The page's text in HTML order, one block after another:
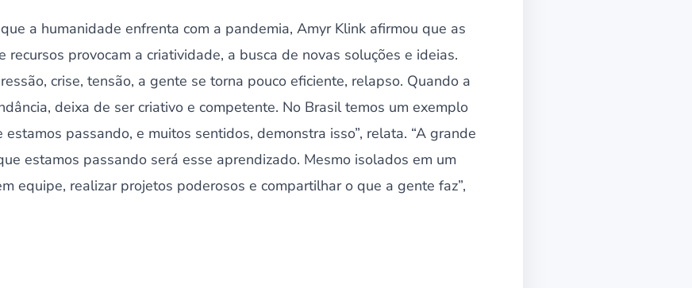
a humanidade enfrenta com a pandemia, Amyr Klink afirmou que as
recursos provocam a criatividade, a busca de novas soluções e ideias.
crise, tensão, a gente se torna pouco eficiente, relapso. Quando a
deixa de ser criativo e competente. No Brasil temos um exemplo
passando, e muitos sentidos, demonstra isso”, relata. “A grande
estamos passando será esse aprendizado. Mesmo isolados em um
equipe, realizar projetos poderosos e compartilhar o que a gente faz”,